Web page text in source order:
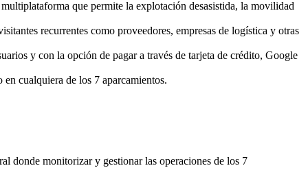
que permite la explotación desasistida, la movilidad
recurrentes como proveedores, empresas de logística y otras
y con la opción de pagar a través de tarjeta de crédito, Google
cualquiera de los 7 aparcamientos.
donde monitorizar y gestionar las operaciones de los 7